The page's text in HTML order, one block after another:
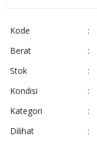
Kode :
Berat
:
Stok
:
Kondisi
:
Kategori
:
Dilihat
: